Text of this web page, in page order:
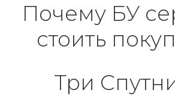
Почему БУ
стоить
Три